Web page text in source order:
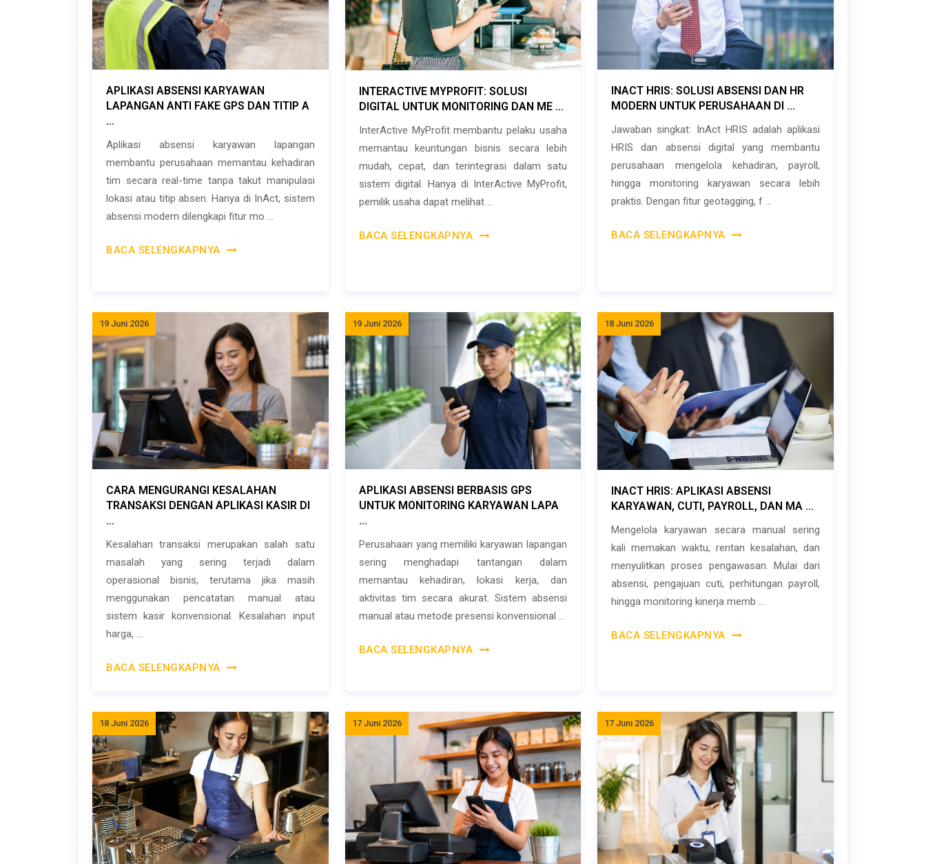
APLIKASI ABSENSI KARYAWAN
LAPANGAN ANTI FAKE GPS DAN TITIP A
...
Aplikasi absensi karyawan lapangan
membantu perusahaan memantau kehadiran
tim secara real-time tanpa takut manipulasi
lokasi atau titip absen. Hanya di InAct, sistem
absensi modern dilengkapi fitur mo ...
BACA SELENGKAPNYA
INTERACTIVE MYPROFIT: SOLUSI
DIGITAL UNTUK MONITORING DAN ME ...
InterActive MyProfit membantu pelaku usaha
memantau keuntungan bisnis secara lebih
mudah, cepat, dan terintegrasi dalam satu
sistem digital. Hanya di InterActive MyProfit,
pemilik usaha dapat melihat ...
BACA SELENGKAPNYA
INACT HRIS: SOLUSI ABSENSI DAN HR
MODERN UNTUK PERUSAHAAN DI ...
Jawaban singkat: InAct HRIS adalah aplikasi
HRIS dan absensi digital yang membantu
perusahaan mengelola kehadiran, payroll,
hingga monitoring karyawan secara lebih
praktis. Dengan fitur geotagging, f ...
BACA SELENGKAPNYA
19 Juni 2026
CARA MENGURANGI KESALAHAN
TRANSAKSI DENGAN APLIKASI KASIR DI
...
Kesalahan transaksi merupakan salah satu
masalah yang sering terjadi dalam
operasional bisnis, terutama jika masih
menggunakan pencatatan manual atau
sistem kasir konvensional. Kesalahan input
harga, ...
BACA SELENGKAPNYA
19 Juni 2026
APLIKASI ABSENSI BERBASIS GPS
UNTUK MONITORING KARYAWAN LAPA
...
Perusahaan yang memiliki karyawan lapangan
sering menghadapi tantangan dalam
memantau kehadiran, lokasi kerja, dan
aktivitas tim secara akurat. Sistem absensi
manual atau metode presensi konvensional ...
BACA SELENGKAPNYA
18 Juni 2026
INACT HRIS: APLIKASI ABSENSI
KARYAWAN, CUTI, PAYROLL, DAN MA ...
Mengelola karyawan secara manual sering
kali memakan waktu, rentan kesalahan, dan
menyulitkan proses pengawasan. Mulai dari
absensi, pengajuan cuti, perhitungan payroll,
hingga monitoring kinerja memb ...
BACA SELENGKAPNYA
18 Juni 2026 17 Juni 2026 17 Juni 2026